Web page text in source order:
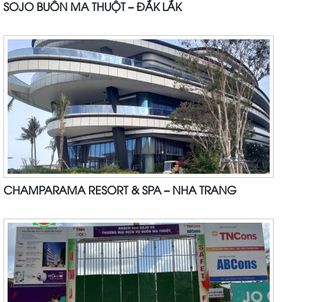
SOJO BUÔN MA THUỘT – ĐẮK LẮK
CHAMPARAMA RESORT & SPA – NHA TRANG